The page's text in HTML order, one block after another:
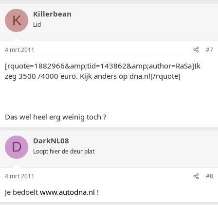
K Killerbean
Lid
4 mrt 2011 #7
[rquote=1882966&amp;tid=143862&amp;author=RaSa]Ik
zeg 3500 /4000 euro. Kijk anders op dna.nl[/rquote]
Das wel heel erg weinig toch ?
D DarkNL08
Loopt hier de deur plat
4 mrt 2011 #8
Je bedoelt www.autodna.nl !